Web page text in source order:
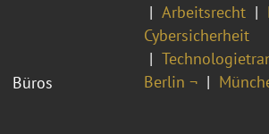
Arbeitsrecht
Cybersicherheit
Büros
Berlin ¬